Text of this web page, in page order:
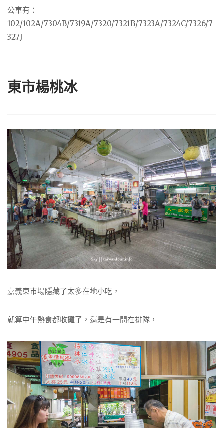
公車有：
102/102A/7304B/7319A/7320/7321B/7323A/7324C/7326/7
327J
東市楊桃冰
嘉義東市場隱藏了太多在地小吃，
就算中午熱食都收攤了，還是有一間在排隊，